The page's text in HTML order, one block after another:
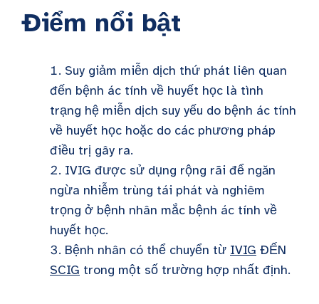
Điểm nổi bật
Suy giảm miễn dịch thứ phát liên quan
đến bệnh ác tính về huyết học là tình
trạng hệ miễn dịch suy yếu do bệnh ác tính
về huyết học hoặc do các phương pháp
điều trị gây ra.
IVIG được sử dụng rộng rãi để ngăn
ngừa nhiễm trùng tái phát và nghiêm
trọng ở bệnh nhân mắc bệnh ác tính về
huyết học.
Bệnh nhân có thể chuyển từ IVIG ĐẾN
SCIG trong một số trường hợp nhất định.